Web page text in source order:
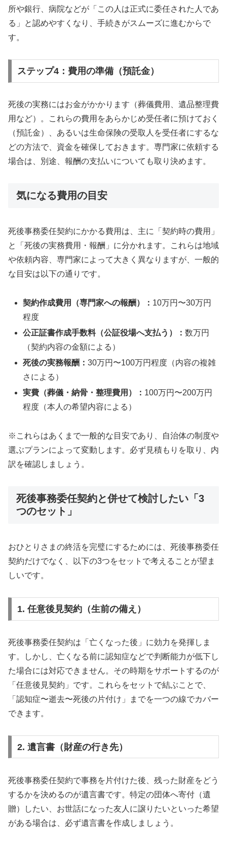
所や銀行、病院などが「この人は正式に委任された人であ
る」と認めやすくなり、手続きがスムーズに進むからで
す。
ステップ4：費用の準備（預託金）
死後の実務にはお金がかかります（葬儀費用、遺品整理費
用など）。これらの費用をあらかじめ受任者に預けておく
（預託金）、あるいは生命保険の受取人を受任者にするな
どの方法で、資金を確保しておきます。専門家に依頼する
場合は、別途、報酬の支払いについても取り決めます。
気になる費用の目安
死後事務委任契約にかかる費用は、主に「契約時の費用」
と「死後の実務費用・報酬」に分かれます。これらは地域
や依頼内容、専門家によって大きく異なりますが、一般的
な目安は以下の通りです。
契約作成費用（専門家への報酬）： 10万円〜30万円
程度
公正証書作成手数料（公証役場へ支払う）：数万円
（契約内容の金額による）
死後の実務報酬：30万円〜100万円程度（内容の複雑
さによる）
実費（葬儀・納骨・整理費用）： 100万円〜200万円
程度（本人の希望内容による）
※これらはあくまで一般的な目安であり、自治体の制度や
選ぶプランによって変動します。必ず見積もりを取り、内
訳を確認しましょう。
死後事務委任契約と併せて検討したい「3
つのセット」
おひとりさまの終活を完璧にするためには、死後事務委任
契約だけでなく、以下の3つをセットで考えることが望ま
しいです。
1. 任意後見契約（生前の備え）
死後事務委任契約は「亡くなった後」に効力を発揮しま
す。しかし、亡くなる前に認知症などで判断能力が低下し
た場合には対応できません。その時期をサポートするのが
「任意後見契約」です。これらをセットで結ぶことで、
「認知症〜逝去〜死後の片付け」までを一つの線でカバー
できます。
2. 遺言書（財産の行き先）
死後事務委任契約で事務を片付けた後、残った財産をどう
するかを決めるのが遺言書です。特定の団体へ寄付（遺
贈）したい、お世話になった友人に譲りたいといった希望
がある場合は、必ず遺言書を作成しましょう。